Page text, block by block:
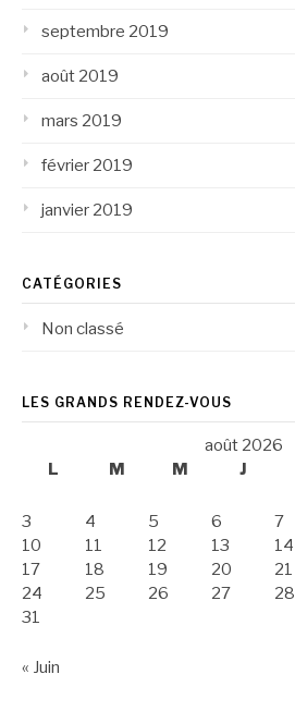
septembre 2019
août 2019
mars 2019
février 2019
janvier 2019
CATÉGORIES
Non classé
LES GRANDS RENDEZ-VOUS
août 2026
L
M M J
3
4 5 6 7
10
11 12 13 14
17
18 19 20 21
24
25 26 27 28
31
« Juin